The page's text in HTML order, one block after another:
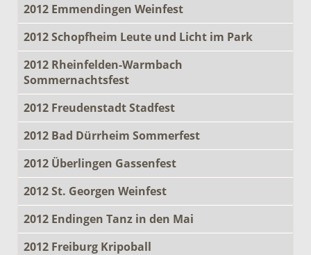
2012 Emmendingen Weinfest
2012 Schopfheim Leute und Licht im Park
2012 Rheinfelden-Warmbach
Sommernachtsfest
2012 Freudenstadt Stadfest
2012 Bad Dürrheim Sommerfest
2012 Überlingen Gassenfest
2012 St. Georgen Weinfest
2012 Endingen Tanz in den Mai
2012 Freiburg Kripoball